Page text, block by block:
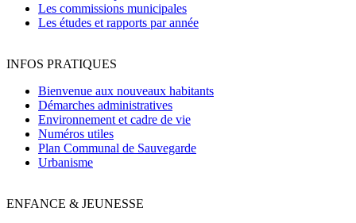
Les commissions municipales
Les études et rapports par année
INFOS PRATIQUES
Bienvenue aux nouveaux habitants
Démarches administratives
Environnement et cadre de vie
Numéros utiles
Plan Communal de Sauvegarde
Urbanisme
ENFANCE & JEUNESSE